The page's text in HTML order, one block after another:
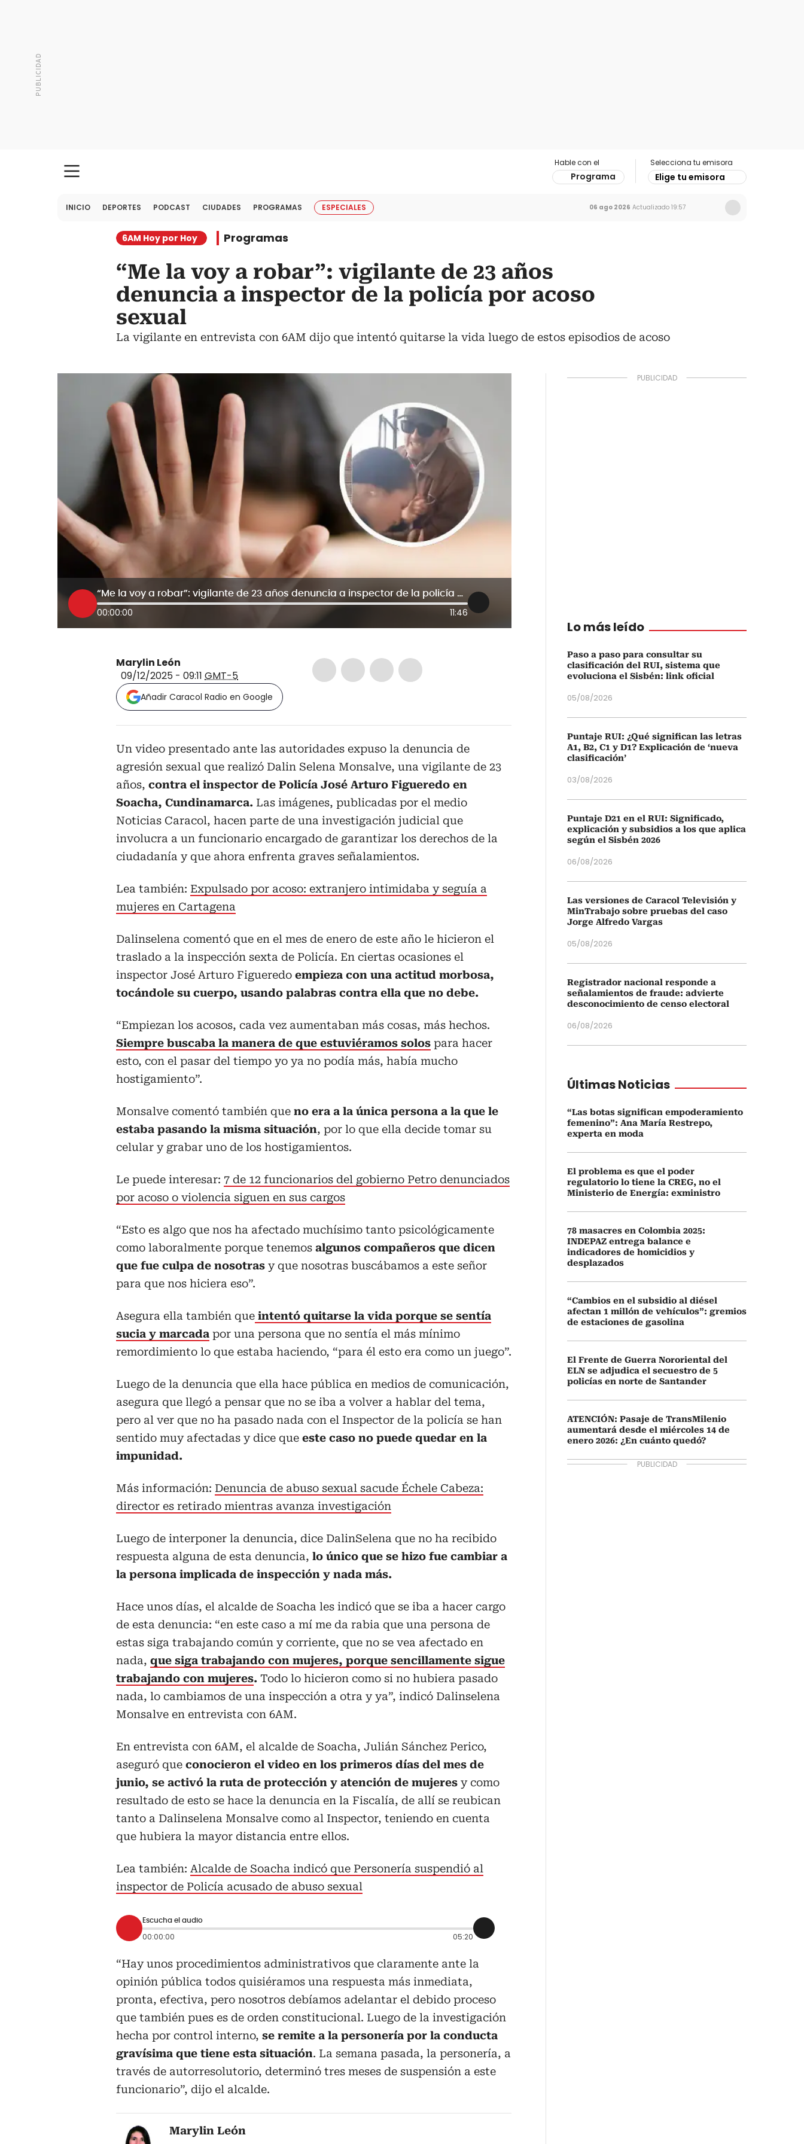
Hable con el
Programa
Selecciona tu emisora
Elige tu emisora
INICIO DEPORTES PODCAST CIUDADES PROGRAMAS ESPECIALES 06 ago 2026 Actualizado 19:57
6AM Hoy por Hoy Programas
“Me la voy a robar”: vigilante de 23 años
denuncia a inspector de la policía por acoso
sexual
La vigilante en entrevista con 6AM dijo que intentó quitarse la vida luego de estos episodios de acoso
“Me la voy a robar”: vigilante de 23 años denuncia a inspector de la policía por acoso sexual
00:00:00 11:46
Marylin León
09/12/2025 - 09:11 GMT-5
Añadir Caracol Radio en Google
Un video presentado ante las autoridades expuso la denuncia de
agresión sexual que realizó Dalin Selena Monsalve, una vigilante de 23
años, contra el inspector de Policía José Arturo Figueredo en
Soacha, Cundinamarca. Las imágenes, publicadas por el medio
Noticias Caracol, hacen parte de una investigación judicial que
involucra a un funcionario encargado de garantizar los derechos de la
ciudadanía y que ahora enfrenta graves señalamientos.
Lea también: Expulsado por acoso: extranjero intimidaba y seguía a
mujeres en Cartagena
Dalinselena comentó que en el mes de enero de este año le hicieron el
traslado a la inspección sexta de Policía. En ciertas ocasiones el
inspector José Arturo Figueredo empieza con una actitud morbosa,
tocándole su cuerpo, usando palabras contra ella que no debe.
“Empiezan los acosos, cada vez aumentaban más cosas, más hechos.
Siempre buscaba la manera de que estuviéramos solos para hacer
esto, con el pasar del tiempo yo ya no podía más, había mucho
hostigamiento”.
Monsalve comentó también que no era a la única persona a la que le
estaba pasando la misma situación, por lo que ella decide tomar su
celular y grabar uno de los hostigamientos.
Le puede interesar: 7 de 12 funcionarios del gobierno Petro denunciados
por acoso o violencia siguen en sus cargos
“Esto es algo que nos ha afectado muchísimo tanto psicológicamente
como laboralmente porque tenemos algunos compañeros que dicen
que fue culpa de nosotras y que nosotras buscábamos a este señor
para que nos hiciera eso”.
Asegura ella también que intentó quitarse la vida porque se sentía
sucia y marcada por una persona que no sentía el más mínimo
remordimiento lo que estaba haciendo, “para él esto era como un juego”.
Luego de la denuncia que ella hace pública en medios de comunicación,
asegura que llegó a pensar que no se iba a volver a hablar del tema,
pero al ver que no ha pasado nada con el Inspector de la policía se han
sentido muy afectadas y dice que este caso no puede quedar en la
impunidad.
Más información: Denuncia de abuso sexual sacude Échele Cabeza:
director es retirado mientras avanza investigación
Luego de interponer la denuncia, dice DalinSelena que no ha recibido
respuesta alguna de esta denuncia, lo único que se hizo fue cambiar a
la persona implicada de inspección y nada más.
Hace unos días, el alcalde de Soacha les indicó que se iba a hacer cargo
de esta denuncia: “en este caso a mí me da rabia que una persona de
estas siga trabajando común y corriente, que no se vea afectado en
nada, que siga trabajando con mujeres, porque sencillamente sigue
trabajando con mujeres. Todo lo hicieron como si no hubiera pasado
nada, lo cambiamos de una inspección a otra y ya”, indicó Dalinselena
Monsalve en entrevista con 6AM.
En entrevista con 6AM, el alcalde de Soacha, Julián Sánchez Perico,
aseguró que conocieron el video en los primeros días del mes de
junio, se activó la ruta de protección y atención de mujeres y como
resultado de esto se hace la denuncia en la Fiscalía, de allí se reubican
tanto a Dalinselena Monsalve como al Inspector, teniendo en cuenta
que hubiera la mayor distancia entre ellos.
Lea también: Alcalde de Soacha indicó que Personería suspendió al
inspector de Policía acusado de abuso sexual
Escucha el audio
00:00:00 05:20
“Hay unos procedimientos administrativos que claramente ante la
opinión pública todos quisiéramos una respuesta más inmediata,
pronta, efectiva, pero nosotros debíamos adelantar el debido proceso
que también pues es de orden constitucional. Luego de la investigación
hecha por control interno, se remite a la personería por la conducta
gravísima que tiene esta situación. La semana pasada, la personería, a
través de autorresolutorio, determinó tres meses de suspensión a este
funcionario”, dijo el alcalde.
Marylin León
Lo más leído
Paso a paso para consultar su
clasificación del RUI, sistema que
evoluciona el Sisbén: link oficial
05/08/2026
Puntaje RUI: ¿Qué significan las letras
A1, B2, C1 y D1? Explicación de ‘nueva
clasificación’
03/08/2026
Puntaje D21 en el RUI: Significado,
explicación y subsidios a los que aplica
según el Sisbén 2026
06/08/2026
Las versiones de Caracol Televisión y
MinTrabajo sobre pruebas del caso
Jorge Alfredo Vargas
05/08/2026
Registrador nacional responde a
señalamientos de fraude: advierte
desconocimiento de censo electoral
06/08/2026
Últimas Noticias
“Las botas significan empoderamiento
femenino”: Ana María Restrepo,
experta en moda
El problema es que el poder
regulatorio lo tiene la CREG, no el
Ministerio de Energía: exministro
78 masacres en Colombia 2025:
INDEPAZ entrega balance e
indicadores de homicidios y
desplazados
“Cambios en el subsidio al diésel
afectan 1 millón de vehículos”: gremios
de estaciones de gasolina
El Frente de Guerra Nororiental del
ELN se adjudica el secuestro de 5
policías en norte de Santander
ATENCIÓN: Pasaje de TransMilenio
aumentará desde el miércoles 14 de
enero 2026: ¿En cuánto quedó?